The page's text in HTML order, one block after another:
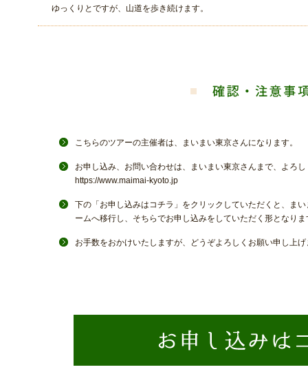
ゆっくりとですが、山道を歩き続けます。
こちらのツアーの主催者は、まいまい東京さんになります。
お申し込み、お問い合わせは、まいまい東京さんまで、よろ
https://www.maimai-kyoto.jp
下の「お申し込みはコチラ」をクリックしていただくと、ま
ームへ移行し、そちらでお申し込みをしていただく形となりま
お手数をおかけいたしますが、どうぞよろしくお願い申し上げ